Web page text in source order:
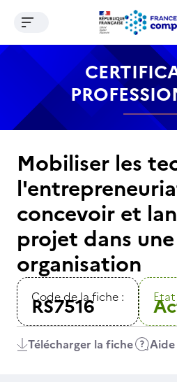
Contenu Recherche
Ouvrir le menu de
Mobiliser les
concevoir et
projet dans une
organisation
Code de la fiche :
RS7516 Etat
Télécharger la fiche Aide